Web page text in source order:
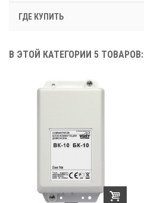
ГДЕ КУПИТЬ
В ЭТОЙ КАТЕГОРИИ 5 ТОВАРОВ: